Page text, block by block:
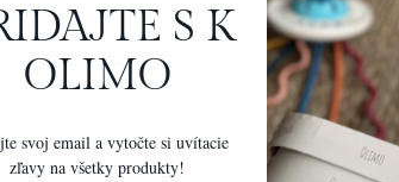
WE'RE
—
S K
OLIMO
svoj email a vytočte si uvítacie
zľavy na všetky produkty!